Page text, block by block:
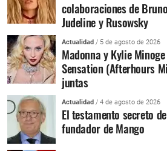
colaboraciones de
Judeline y Rusowsky
Actualidad / 5 de agosto de 2026
Madonna y Kylie Minoge
Sensation (Afterhours
juntas
Actualidad / 4 de agosto de 2026
El testamento secreto
fundador de Mango